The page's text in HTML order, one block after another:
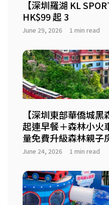
【深圳羅湖 KL
HK$99 起 3
June 29, 2026 1 min read
【深圳東部華僑城
起連早餐＋森林小火
量免費升級森林親子
June 24, 2026 1 min read